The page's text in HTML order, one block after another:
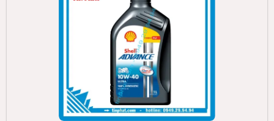
Hàng chính hãng 100%, date sản xuất mới
nhất, giao hàng nhanh chóng trên toàn quốc.
2. Đặc điểm & Công dụng vượt trội
Shell 4T Ultra 10W40 SN MA2 là sản phẩm được sản xuất bằng
công nghệ hiện đại, giúp làm sạch động cơ vượt trội, ngăn ngừa
sự tích tụ cặn bẩn ngay cả khi xe hoạt động trong môi trường